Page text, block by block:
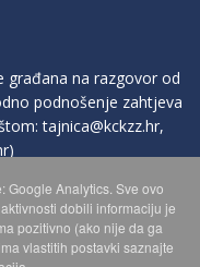
građana na razgovor od
podnošenje zahtjeva
tajnica@kckzz.hr,
)
PODATAKA
Google Analytics. Sve ovo
dobili informaciju je
pozitivno (ako nije da ga
vlastitih postavki saznajte